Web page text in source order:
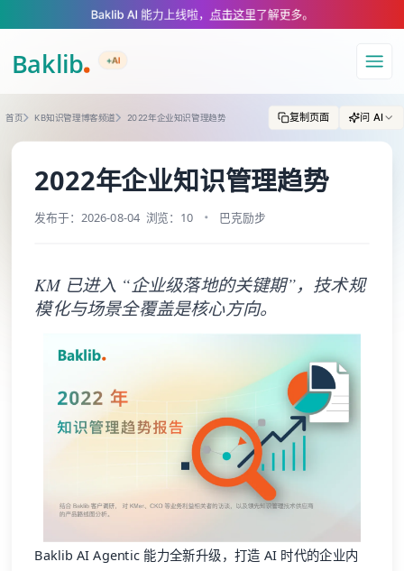
A Markdown version of this page is available at https://
Baklib AI 能力上线啦， 点击这里了解更多。
+AI
导航
首页 KB知识管理博客频道 2022年企业知识管理趋势 复制页面 问 AI
2022年企业知识管理趋势
发布于：2026-08-04 浏览：10 巴克励步
KM 已进入 “企业级落地的关键期”，技术规
模化与场景全覆盖是核心方向。
Baklib AI Agentic 能力全新升级，打造 AI 时代的企业内